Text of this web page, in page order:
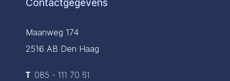
Contactgegevens
Maanweg 174
2516 AB Den Haag
T 085 - 111 70 61